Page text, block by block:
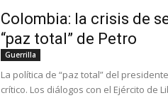
Colombia: la crisis de
“paz total” de Petro
Guerrilla
La política de “paz total” del
crítico. Los diálogos con el Ejército de